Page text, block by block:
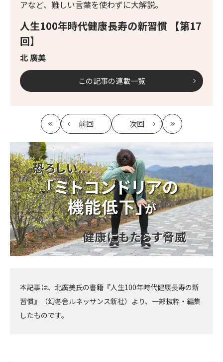
人生100年時代健康長寿の新習慣 【第17
回】
北 廣美
アなど、難しい言葉を使わずに大解説。
この記事の連載一覧
最
初
前回
事
へ
次回
事
へ
最
新
本記事は、北廣美氏の書籍『人生100年時代健康長寿の新
習慣』（幻冬舎ルネッサンス新社）より、一部抜粋・編集
したものです。